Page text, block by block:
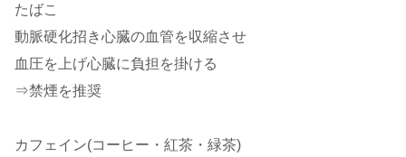
たばこ
動脈硬化招き心臓の血管を収縮させ
血圧を上げ心臓に負担を掛ける
⇒禁煙を推奨
カフェイン(コーヒー・紅茶・緑茶)